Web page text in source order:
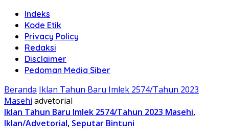
Indeks
Kode Etik
Privacy Policy
Redaksi
Disclaimer
Pedoman Media Siber
Beranda Iklan Tahun Baru Imlek 2574/Tahun 2023
Masehi advetorial
Iklan Tahun Baru Imlek 2574/Tahun 2023 Masehi,
Iklan/Advetorial, Seputar Bintuni